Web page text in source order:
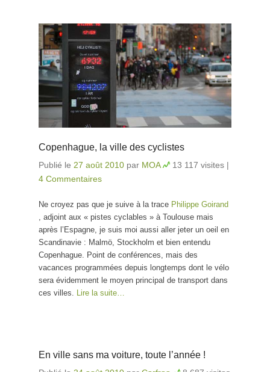
Copenhague, la ville des cyclistes
Publié le 27 août 2010 par MOA 13 117 visites |
4 Commentaires
Ne croyez pas que je suive à la trace Philippe Goirand
, adjoint aux « pistes cyclables » à Toulouse mais
après l’Espagne, je suis moi aussi aller jeter un oeil en
Scandinavie : Malmö, Stockholm et bien entendu
Copenhague. Point de conférences, mais des
vacances programmées depuis longtemps dont le vélo
sera évidemment le moyen principal de transport dans
ces villes. Lire la suite…
En ville sans ma voiture, toute l’année !